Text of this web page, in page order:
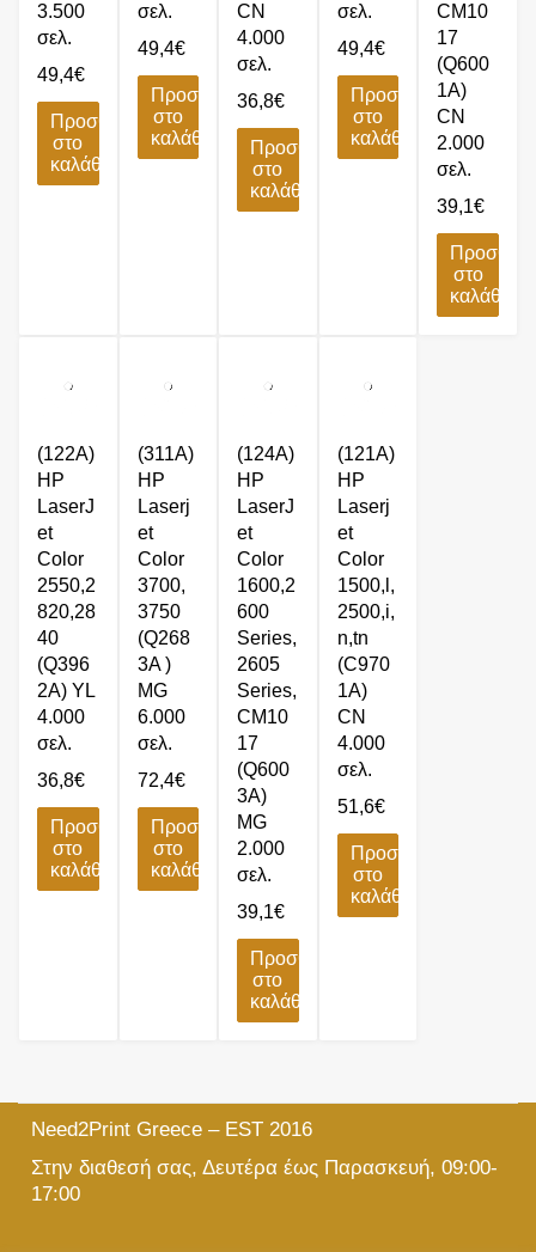
3.500
σελ.
49,4€
Προσθήκη
στο
καλάθι
σελ.
49,4€
Προσθήκη
στο
καλάθι
CN
4.000
σελ.
36,8€
Προσθήκη
στο
καλάθι
σελ.
49,4€
Προσθήκη
στο
καλάθι
CM10
17
(Q600
1A)
CN
2.000
σελ.
39,1€
στο
καλάθι
(122A)
HP
LaserJ
et
Color
2550,2
820,28
40
(Q396
2A) YL
4.000
σελ.
36,8€
Προσθήκη
στο
καλάθι
(311A)
HP
Laserj
et
Color
3700,
3750
(Q268
3A )
MG
6.000
σελ.
72,4€
Προσθήκη
στο
καλάθι
(124A)
HP
LaserJ
et
Color
1600,2
600
Series,
2605
Series,
CM10
17
(Q600
3A)
MG
2.000
σελ.
39,1€
Προσθήκη
στο
καλάθι
(121A)
HP
Laserj
et
Color
1500,l,
2500,i,
n,tn
(C970
1A)
CN
4.000
σελ.
51,6€
Προσθήκη
στο
καλάθι
Need2Print Greece – EST 2016
Στην διαθεσή σας, Δευτέρα έως Παρασκευή, 09:00-
17:00